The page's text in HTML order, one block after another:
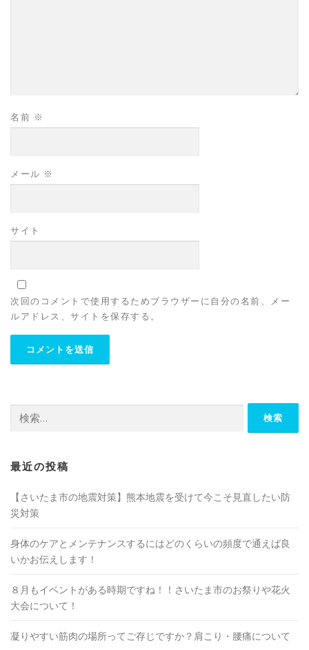
名前 ※
メール ※
サイト
次回のコメントで使用するためブラウザーに自分の名前、メー
ルアドレス、サイトを保存する。
索:
最近の投稿
【さいたま市の地震対策】熊本地震を受けて今こそ見直したい防
災対策
身体のケアとメンテナンスするにはどのくらいの頻度で通えば良
いかお伝えします！
８月もイベントがある時期ですね！！さいたま市のお祭りや花火
大会について！
凝りやすい筋肉の場所ってご存じですか？肩こり・腰痛について